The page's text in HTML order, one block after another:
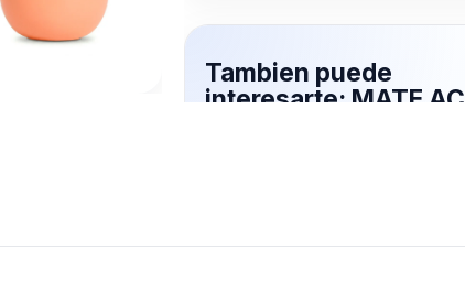
Tambien puede
interesarte: MATE AC